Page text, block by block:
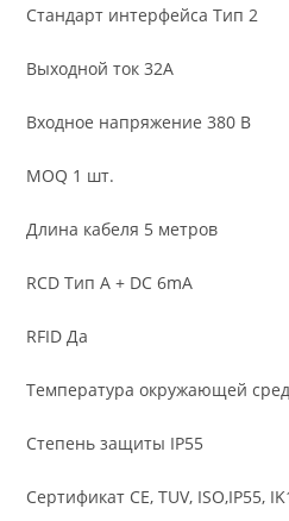
Стандарт интерфейса Тип 2
Выходной ток 32А
Входное напряжение 380 В
MOQ 1 шт.
Длина кабеля 5 метров
RCD Тип A + DC 6mA
RFID Да
Температура окружающей
Степень защиты IP55
Сертификат CE, TUV, ISO,IP55,